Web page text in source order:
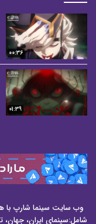
00:36
01:39
وب سایت سینما شارپ با
شامل:سینمای ایران،